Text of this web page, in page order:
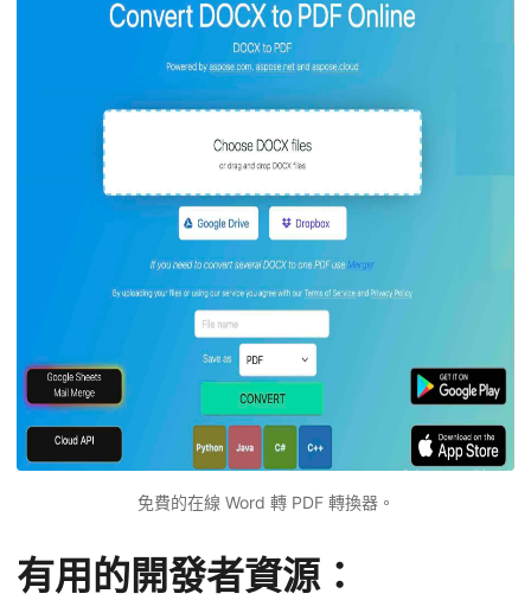
免費的在線 Word 轉 PDF 轉換器。
有用的開發者資源：